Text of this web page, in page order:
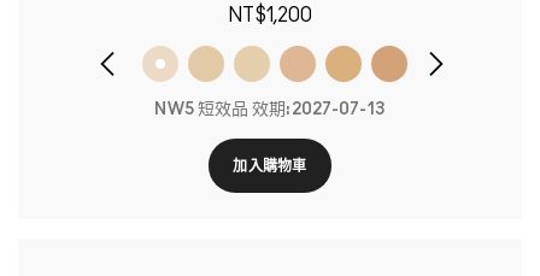
NT$1,200
NW5 短效品 效期:2027-07-13
加入購物車